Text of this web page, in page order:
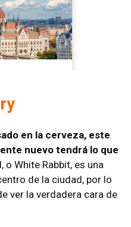
en la cerveza, este
nuevo tendrá lo que
o White Rabbit, es una
de la ciudad, por lo
ver la verdadera cara de